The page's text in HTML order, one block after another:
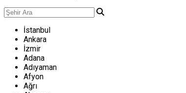
İstanbul
Ankara
İzmir
Adana
Adıyaman
Afyon
Ağrı